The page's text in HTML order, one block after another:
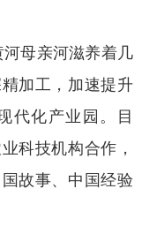
母亲河滋养着几
加工，加速提升
代化产业园。目
科技机构合作，
故事、中国经验